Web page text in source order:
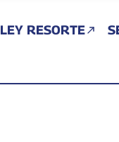
LEY RESORTE